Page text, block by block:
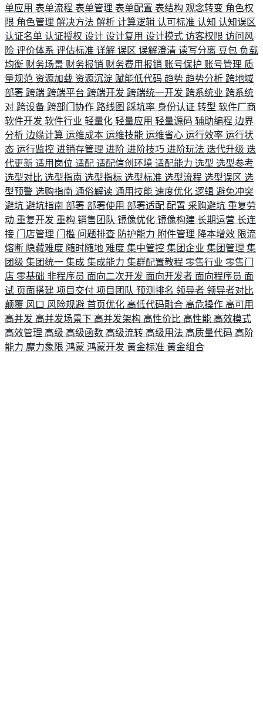
单应用 表单流程 表单管理 表单配置 表结构 观念转变 角色权
限 角色管理 解决方法 解析 计算逻辑 认可标准 认知 认知误区
认证名单 认证授权 设计 设计复用 设计模式 访客权限 访问风
险 评价体系 评估标准 详解 误区 误解澄清 读写分离 豆包 负载
均衡 财务场景 财务报销 财务费用报销 账号保护 账号管理 质
量规范 资源加载 资源沉淀 赋能低代码 趋势 趋势分析 跨地域
部署 跨端 跨端平台 跨端开发 跨端统一开发 跨系统业 跨系统
对 跨设备 跨部门协作 路线图 踩坑率 身份认证 转型 软件厂商
软件开发 软件行业 轻量化 轻量应用 轻量源码 辅助编程 边界
分析 边缘计算 运维成本 运维技能 运维省心 运行效率 运行状
态 运行监控 进销存管理 进阶 进阶技巧 进阶玩法 迭代升级 迭
代更新 适用岗位 适配 适配信创环境 适配能力 选型 选型参考
选型对比 选型指南 选型指标 选型标准 选型流程 选型误区 选
型预警 选购指南 通俗解读 通用技能 速度优化 逻辑 避免冲突
避坑 避坑指南 部署 部署使用 部署适配 配置 采购避坑 重复劳
动 重复开发 重构 销售团队 镜像优化 镜像构建 长期运营 长连
接 门店管理 门槛 问题排查 防护能力 附件管理 降本增效 限流
熔断 隐藏难度 随时随地 难度 集中管控 集团企业 集团管理 集
团级 集团统一 集成 集成能力 集群配置教程 零售行业 零售门
店 零基础 非程序员 面向二次开发 面向开发者 面向程序员 面
试 页面搭建 项目交付 项目团队 预测排名 领导者 领导者对比
颠覆 风口 风险规避 首页优化 高低代码融合 高危操作 高可用
高并发 高并发场景下 高并发架构 高性价比 高性能 高效模式
高效管理 高级 高级函数 高级流转 高级用法 高质量代码 高阶
能力 魔力象限 鸿蒙 鸿蒙开发 黄金标准 黄金组合